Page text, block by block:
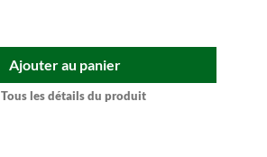
Ajouter au panier
Tous les détails du produit